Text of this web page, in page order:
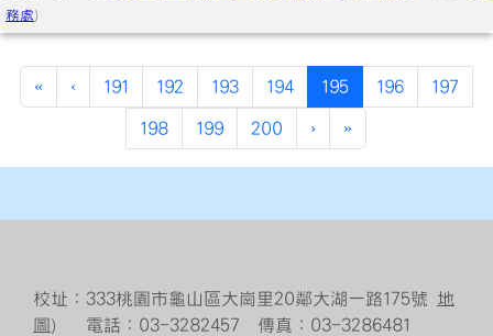
務處)
« ‹ 191 192 193 194 195(current)
196 197
198 199 200 › »
校址：333桃園市龜山區大崗里20鄰大湖一路175號 地
圖） 電話：03-3282457 傳真：03-3286481